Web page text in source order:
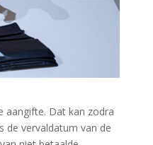
aangifte. Dat kan zodra
de vervaldatum van de